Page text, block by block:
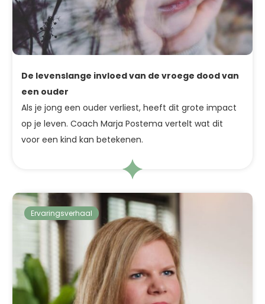
De levenslange invloed van de vroege dood van
een ouder
Als je jong een ouder verliest, heeft dit grote impact
op je leven. Coach Marja Postema vertelt wat dit
voor een kind kan betekenen.
Ervaringsverhaal